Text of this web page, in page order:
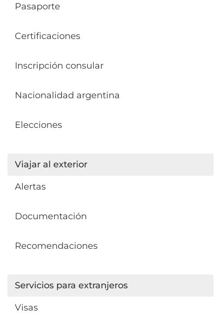
Pasaporte
Certificaciones
Inscripción consular
Nacionalidad argentina
Elecciones
Viajar al exterior
Alertas
Documentación
Recomendaciones
Servicios para extranjeros
Visas